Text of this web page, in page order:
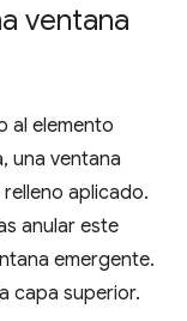
ventana
al elemento
una ventana
aplicado.
anular este
emergente.
capa superior.